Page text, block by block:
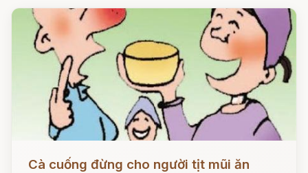
Cà cuống đừng cho người tịt mũi ăn